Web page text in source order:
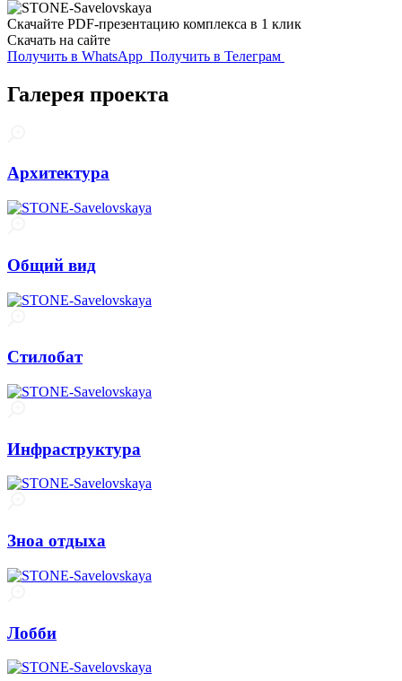
Скачайте PDF-презентацию комплекса в 1 клик
Скачать на сайте
Получить в WhatsApp Получить в Телеграм
Галерея проекта
Архитектура
Общий вид
Стилобат
Инфраструктура
Зноа отдыха
Лобби